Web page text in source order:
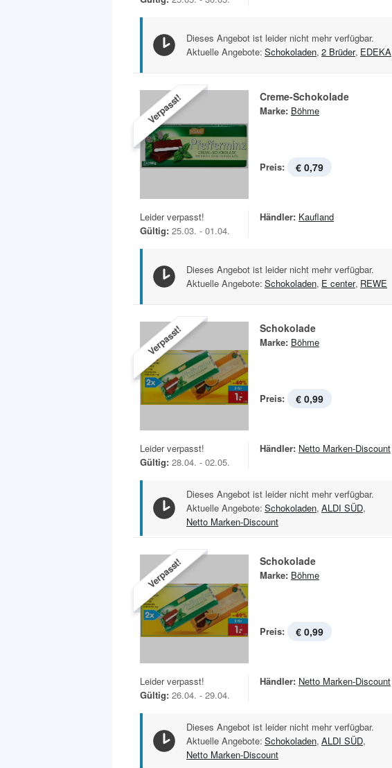
Dieses Angebot ist leider nicht mehr verfügbar.
Aktuelle Angebote: Schokoladen, 2 Brüder, EDEKA
Verpasst! Creme-Schokolade
Marke: Böhme
Preis: € 0,79
Leider verpasst!
Gültig: 25.03. - 01.04.
Händler: Kaufland
Dieses Angebot ist leider nicht mehr verfügbar.
Aktuelle Angebote: Schokoladen, E center, REWE
Verpasst! Schokolade
Marke: Böhme
Preis: € 0,99
Leider verpasst!
Gültig: 28.04. - 02.05.
Händler: Netto Marken-Discount
Dieses Angebot ist leider nicht mehr verfügbar.
Aktuelle Angebote: Schokoladen, ALDI SÜD,
Netto Marken-Discount
Verpasst! Schokolade
Marke: Böhme
Preis: € 0,99
Leider verpasst!
Gültig: 26.04. - 29.04.
Händler: Netto Marken-Discount
Dieses Angebot ist leider nicht mehr verfügbar.
Aktuelle Angebote: Schokoladen, ALDI SÜD,
Netto Marken-Discount